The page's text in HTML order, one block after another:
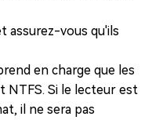
assurez-vous qu'ils
en charge que les
NTFS. Si le lecteur est
il ne sera pas